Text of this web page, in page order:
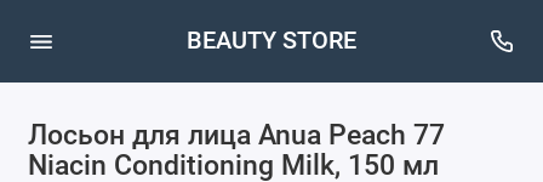
BEAUTY STORE
Лосьон для лица Anua Peach 77
Niacin Conditioning Milk, 150 мл